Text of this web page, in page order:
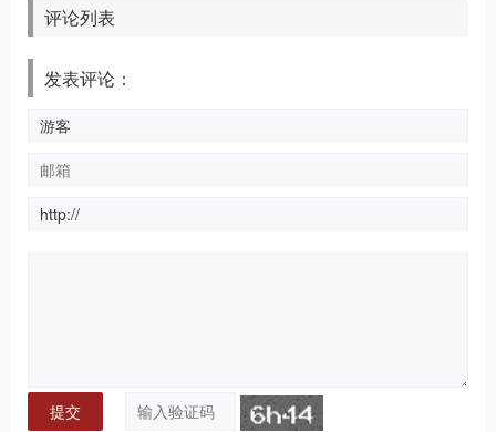
评论列表
发表评论：